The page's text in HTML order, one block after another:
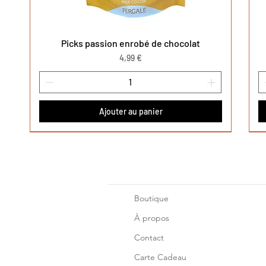
Aperçu rapide
Picks passion enrobé de chocolat
Prix
4,99 €
Ajouter au panier
Boutique
À propos
Contact
Carte Cadeau